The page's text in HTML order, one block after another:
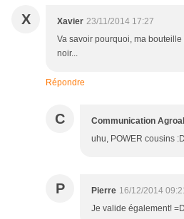
X Xavier 23/11/2014 17:27
Va savoir pourquoi, ma
noir...
Répondre
C Communication
uhu, POWER cousins :D
P Pierre 16/12/2014
Je valide également! =D